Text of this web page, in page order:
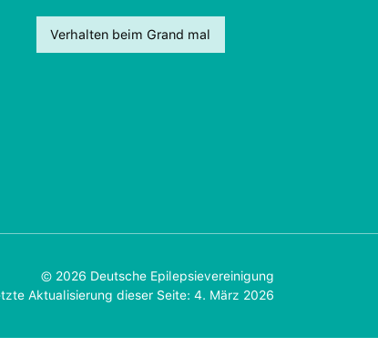
Verhalten beim Grand mal
© 2026 Deutsche Epilepsievereinigung
Aktualisierung dieser Seite: 4. März 2026